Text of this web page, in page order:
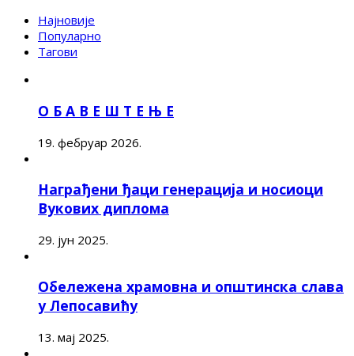
Најновије
Популарно
Тагови
О Б А В Е Ш Т Е Њ Е
19. фебруар 2026.
Награђени ђаци генерација и носиоци
Вукових диплома
29. јун 2025.
Обележена храмовна и општинска слава
у Лепосавићу
13. мај 2025.